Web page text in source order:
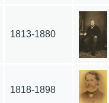
1813-1880
1818-1898